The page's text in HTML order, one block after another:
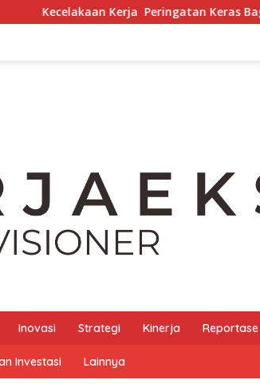
Kerja Peringatan Keras Bagi Perusahaan
Inovasi Strategi Kinerja Reportase
Investasi Lainnya